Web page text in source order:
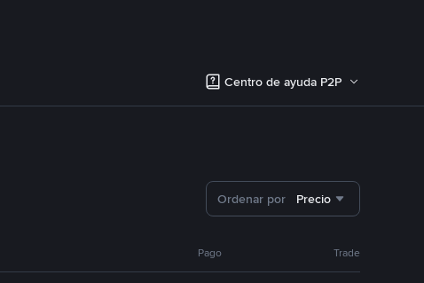
Centro de ayuda P2P
Ordenar por Precio
Pago Trade